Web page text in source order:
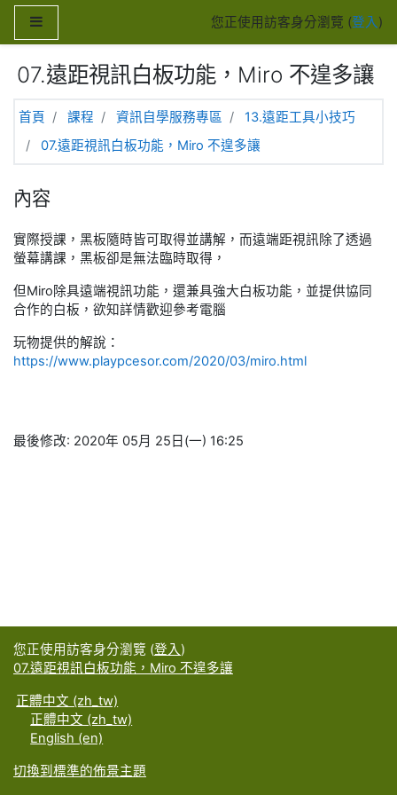
跳至主內容
您正使用訪客身分瀏覽 (登入)
07.遠距視訊白板功能，Miro 不遑多讓
首頁 課程 資訊自學服務專區
13.遠距工具小技巧
07.遠距視訊白板功能，Miro 不遑多讓
內容
實際授課，黑板隨時皆可取得並講解，而遠端距視訊除了透過
螢幕講課，黑板卻是無法臨時取得，
但Miro除具遠端視訊功能，還兼具強大白板功能，並提供協同
合作的白板，欲知詳情歡迎參考電腦
玩物提供的解說：
https://www.playpcesor.com/2020/03/miro.html
最後修改: 2020年 05月 25日(一) 16:25
您正使用訪客身分瀏覽 (登入)
07.遠距視訊白板功能，Miro 不遑多讓
正體中文 ‎(zh_tw)‎
正體中文 ‎(zh_tw)‎
English ‎(en)‎
切換到標準的佈景主題